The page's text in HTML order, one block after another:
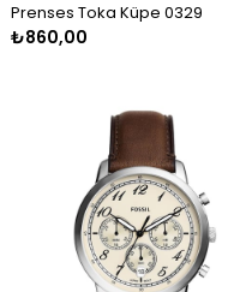
Erkek Gümüş Oksitli Kazaziye
₺2.120,00
Kadın Gümüş Mineli Set Takımı
₺9.100,00
Kadın Gümüş Baget Taşlı Zirkon
Kelepçe
₺4.100,00
Prenses Toka Küpe 0329
₺860,00